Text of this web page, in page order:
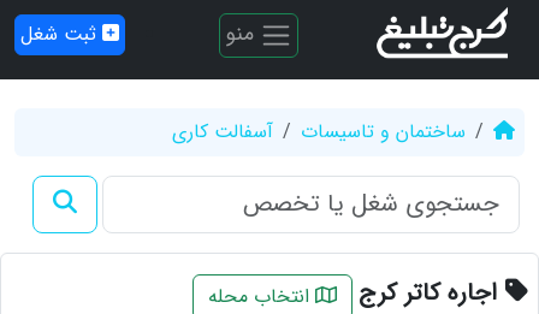
منو ثبت شغل
ساختمان و تاسیسات آسفالت کاری
اجاره کاتر کرج انتخاب محله